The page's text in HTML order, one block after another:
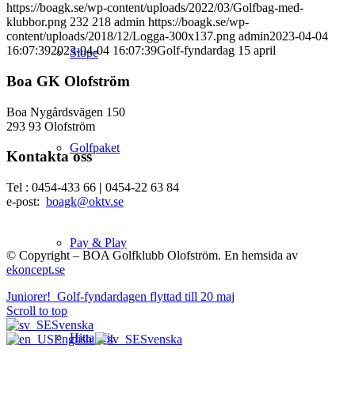
Slope
Golfpaket
Pay & Play
Hitta Hit
https://boagk.se/wp-content/uploads/2022/03/Golfbag-med-
klubbor.png 232 218 admin https://boagk.se/wp-
content/uploads/2018/12/Logga-300x137.png admin2023-04-04
16:07:392023-04-04 16:07:39Golf-fyndardag 15 april
Boa GK Olofström
Boa Nygårdsvägen 150
293 93 Olofström
Kontakta oss
Tel : 0454-433 66 | 0454-22 63 84
e-post: boagk@oktv.se
© Copyright – BOA Golfklubb Olofström. En hemsida av
ekoncept.se
Juniorer! Golf-fyndardagen flyttad till 20 maj
Scroll to top
Svenska
English
Svenska